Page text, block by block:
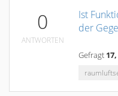
0
ANTWORTEN
Ist
der
Gefragt